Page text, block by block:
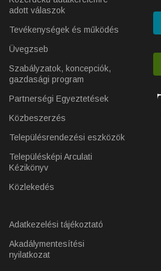
adott válaszok
Tevékenységek és működés
Üvegzseb
Szabályzatok, koncepciók,
gazdasági program
Partnerségi Egyeztetések
Közbeszerzés
Településrendezési eszközök
Településképi Arculati
Kézikönyv
Közlekedés
Adatkezelési tájékoztató
Akadálymentesítési
nyilatkozat